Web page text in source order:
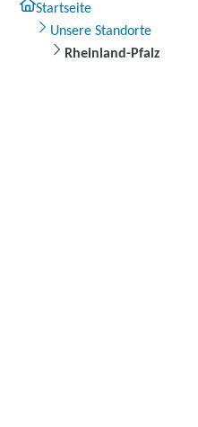
Startseite
Unsere Standorte
Rheinland-Pfalz